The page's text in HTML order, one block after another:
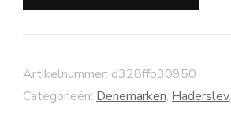
Artikelnummer: d328ffb30950
Categorieën: Denemarken, Haderslev,